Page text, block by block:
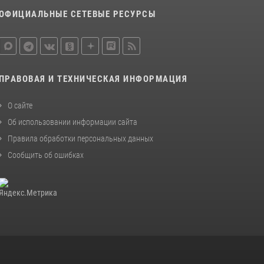
законодательства (видео)
В Челябинске росгвардейцы задержали
скорой помощи (видео)
В Росгвардии прошла военно-научная
конференция по обобщению боевого опыта
08 июля 2026, 07:01
СЕТЕВЫЕ РЕСУРСЫ
ПРАВОВАЯ И ТЕХНИЧЕСКАЯ ИНФОРМАЦИЯ
О сайте
Об использовании информации сайта
Правила обработки персональных данных
Сообщить об ошибках